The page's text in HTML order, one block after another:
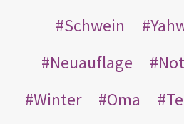
Schwein
Neuauflage
Winter
Oma